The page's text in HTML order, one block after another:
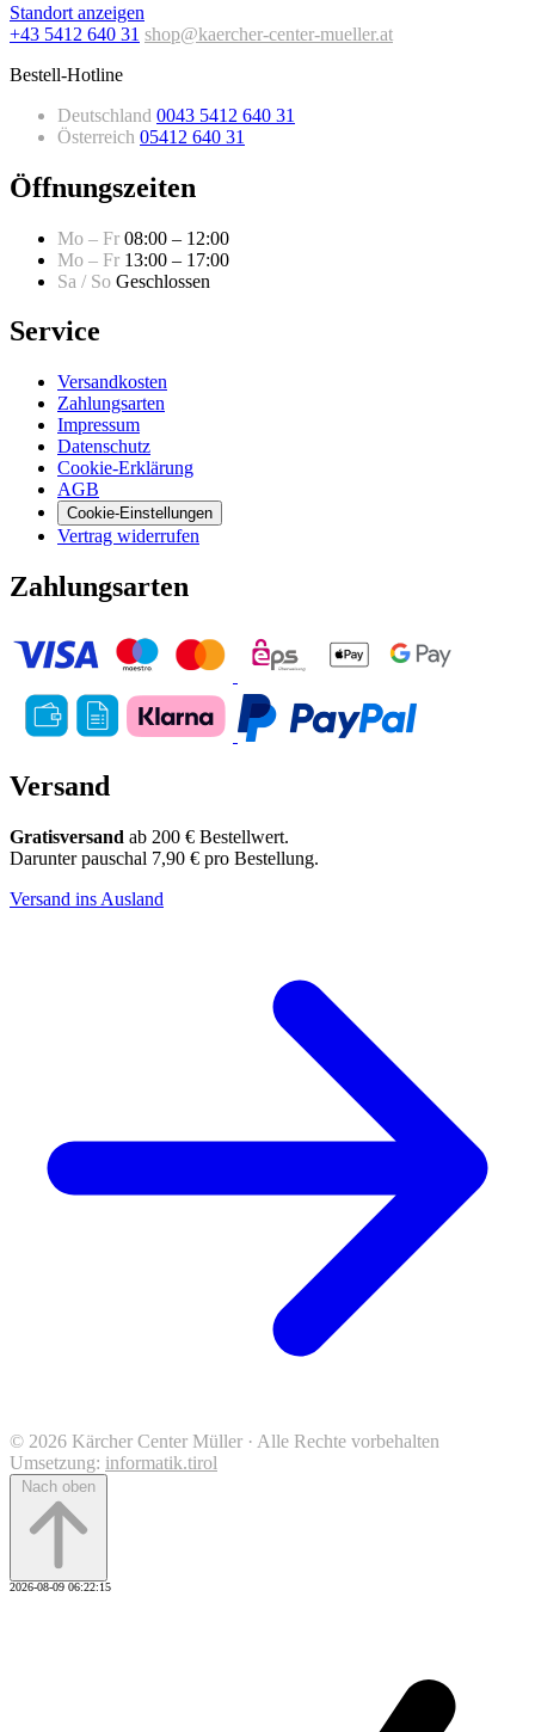
Standort anzeigen
+43 5412 640 31 shop@kaercher-center-mueller.at
Bestell-Hotline
Deutschland 0043 5412 640 31
Österreich 05412 640 31
Öffnungszeiten
Mo – Fr 08:00 – 12:00
Mo – Fr 13:00 – 17:00
Sa / So Geschlossen
Service
Versandkosten
Zahlungsarten
Impressum
Datenschutz
Cookie-Erklärung
AGB
Cookie-Einstellungen
Vertrag widerrufen
Zahlungsarten
Versand
Gratisversand ab 200 € Bestellwert.
Darunter pauschal 7,90 € pro Bestellung.
Versand ins Ausland
© 2026 Kärcher Center Müller · Alle Rechte vorbehalten
Umsetzung: informatik.tirol
Nach oben
2026-08-09 06:22:15